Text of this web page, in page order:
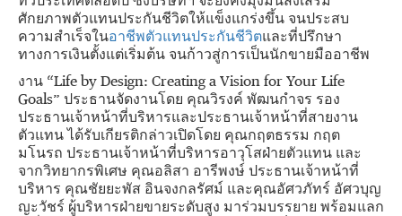
ศักยภาพตัวแทนประกันชีวิตให้แข็งแกร่งขึ้น จนประสบ
ความสำเร็จในอาชีพตัวแทนประกันชีวิตและที่ปรึกษา
ทางการเงินตั้งแต่เริ่มต้น จนก้าวสู่การเป็นนักขายมืออาชีพ
งาน “Life by Design: Creating a Vision for Your Life
Goals” ประธานจัดงานโดย คุณวิรงค์ พัฒนกำจร รอง
ประธานเจ้าหน้าที่บริหารและประธานเจ้าหน้าที่สายงาน
ตัวแทน ได้รับเกียรติกล่าวเปิดโดย คุณกฤตธรรม กฤต
มโนรถ ประธานเจ้าหน้าที่บริหารอาวุโสฝ่ายตัวแทน และ
จากวิทยากรพิเศษ คุณอลิสา อารีพงษ์ ประธานเจ้าหน้าที่
บริหาร คุณชัยยะพัส อินจงกลรัศม์ และคุณอัศวภัทร์ อัศวบุญ
ญะวัชร์ ผู้บริหารฝ่ายขายระดับสูง มาร่วมบรรยาย พร้อมแลก